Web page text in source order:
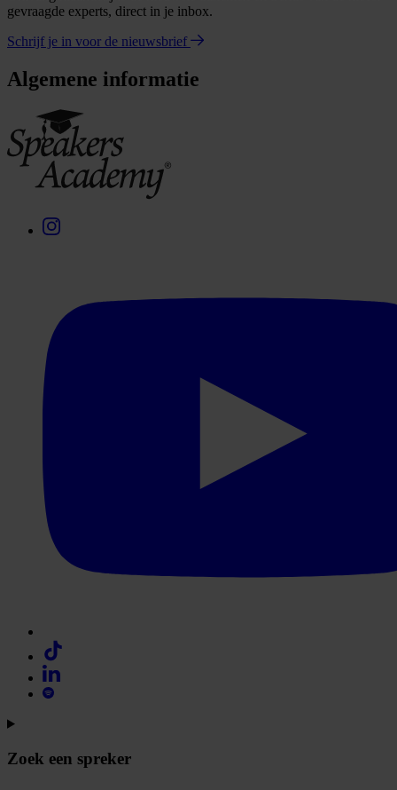
gevraagde experts, direct in je inbox.
Schrijf je in voor de nieuwsbrief
Algemene informatie
Zoek een spreker